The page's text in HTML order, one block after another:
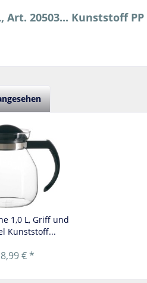
20503... Kunststoff PP
1,0 L, Griff und
Kunststoff...
8,99 € *